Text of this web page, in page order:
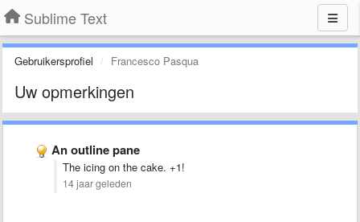
Sublime Text
Gebruikersprofiel Francesco Pasqua
Uw opmerkingen
An outline pane
The icing on the cake. +1!
14 jaar geleden